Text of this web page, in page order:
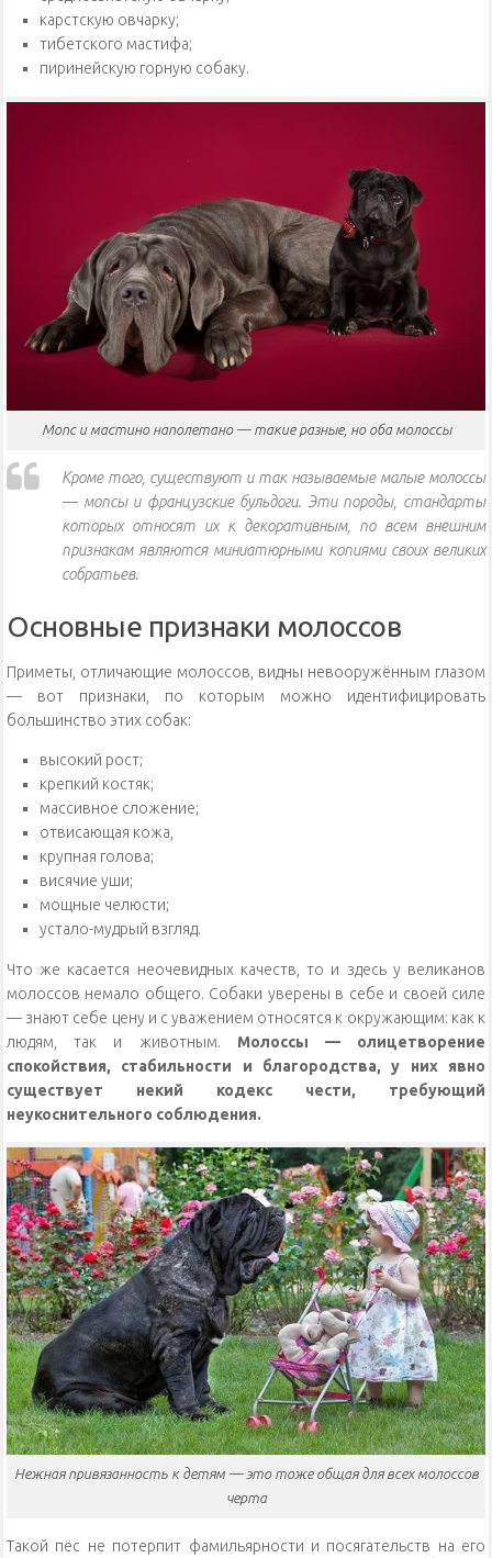
карстскую овчарку;
тибетского мастифа;
пиринейскую горную собаку.
Мопс и мастино наполетано — такие разные, но оба молоссы
Кроме того, существуют и так называемые малые молоссы
— мопсы и французские бульдоги. Эти породы, стандарты
которых относят их к декоративным, по всем внешним
признакам являются миниатюрными копиями своих великих
собратьев.
Основные признаки молоссов
Приметы, отличающие молоссов, видны невооружённым глазом
— вот признаки, по которым можно идентифицировать
большинство этих собак:
высокий рост;
крепкий костяк;
массивное сложение;
отвисающая кожа,
крупная голова;
висячие уши;
мощные челюсти;
устало-мудрый взгляд.
Что же касается неочевидных качеств, то и здесь у великанов
молоссов немало общего. Собаки уверены в себе и своей силе
— знают себе цену и с уважением относятся к окружающим: как к
людям, так и животным. Молоссы — олицетворение
спокойствия, стабильности и благородства, у них явно
существует некий кодекс чести, требующий
неукоснительного соблюдения.
Нежная привязанность к детям — это тоже общая для всех молоссов
черта
Такой пёс не потерпит фамильярности и посягательств на его